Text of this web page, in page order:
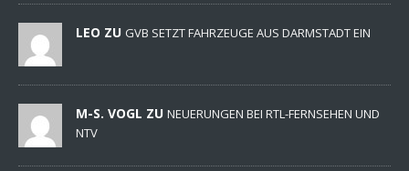
LEO ZU GVB SETZT FAHRZEUGE AUS DARMSTADT EIN
M-S. VOGL ZU NEUERUNGEN BEI RTL-FERNSEHEN UND
NTV